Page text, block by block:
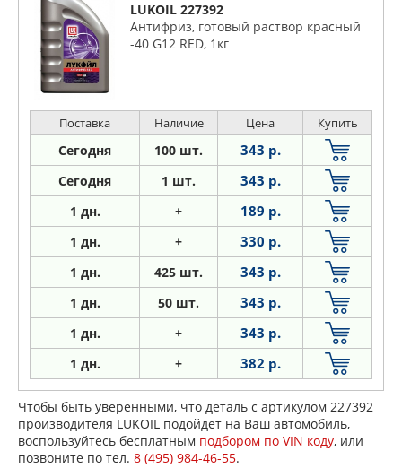
LUKOIL 227392
Антифриз, готовый раствор красный
-40 G12 RED, 1кг
Поставка Наличие Цена Купить
Сегодня 100 шт. 343 р.
Сегодня 1 шт. 343 р.
1 дн. + 189 р.
1 дн. + 330 р.
1 дн. 425 шт. 343 р.
1 дн. 50 шт. 343 р.
1 дн. + 343 р.
1 дн. + 382 р.
Чтобы быть уверенными, что деталь с артикулом 227392
производителя LUKOIL подойдет на Ваш автомобиль,
воспользуйтесь бесплатным подбором по VIN коду, или
позвоните по тел. 8 (495) 984-46-55.